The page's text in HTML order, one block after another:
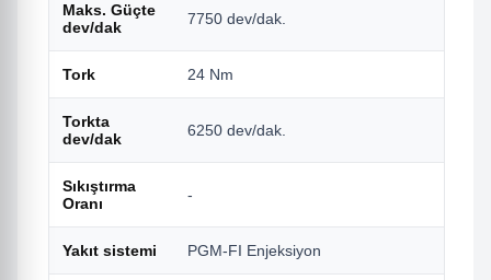
Maks. Güçte
dev/dak
7750 dev/dak.
Tork 24 Nm
Torkta
dev/dak
6250 dev/dak.
Sıkıştırma
Oranı
-
Yakıt sistemi PGM-FI Enjeksiyon